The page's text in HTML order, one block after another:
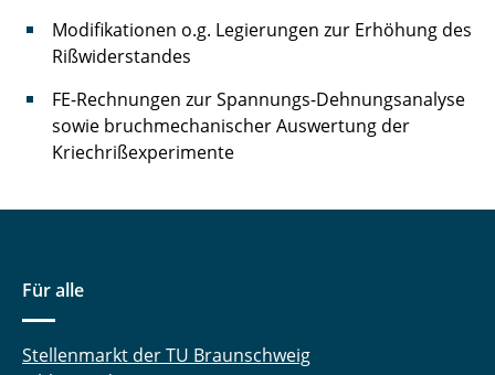
Modifikationen o.g. Legierungen zur Erhöhung des
Rißwiderstandes
FE-Rechnungen zur Spannungs-Dehnungsanalyse
sowie bruchmechanischer Auswertung der
Kriechrißexperimente
Für alle
Stellenmarkt der TU Braunschweig